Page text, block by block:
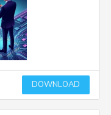
DOWNLOAD